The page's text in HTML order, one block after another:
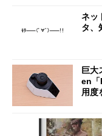
ネ
タ、
巨
en「
用度